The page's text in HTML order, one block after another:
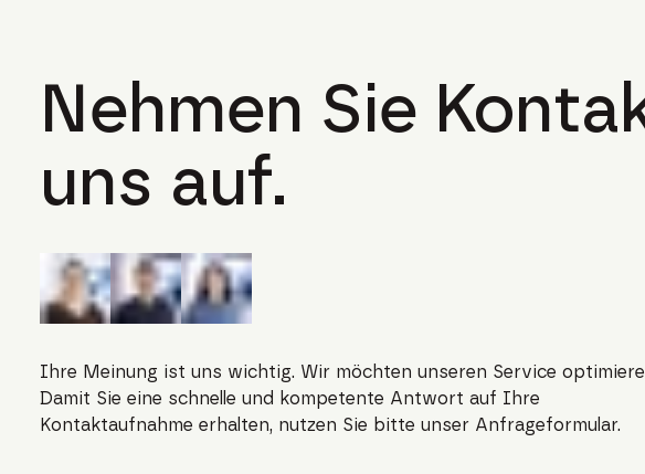
Nehmen Sie
uns auf.
Ihre Meinung ist uns wichtig. Wir möchten unseren Service
Damit Sie eine schnelle und kompetente Antwort auf Ihre
Kontaktaufnahme erhalten, nutzen Sie bitte unser Anfrageformular.